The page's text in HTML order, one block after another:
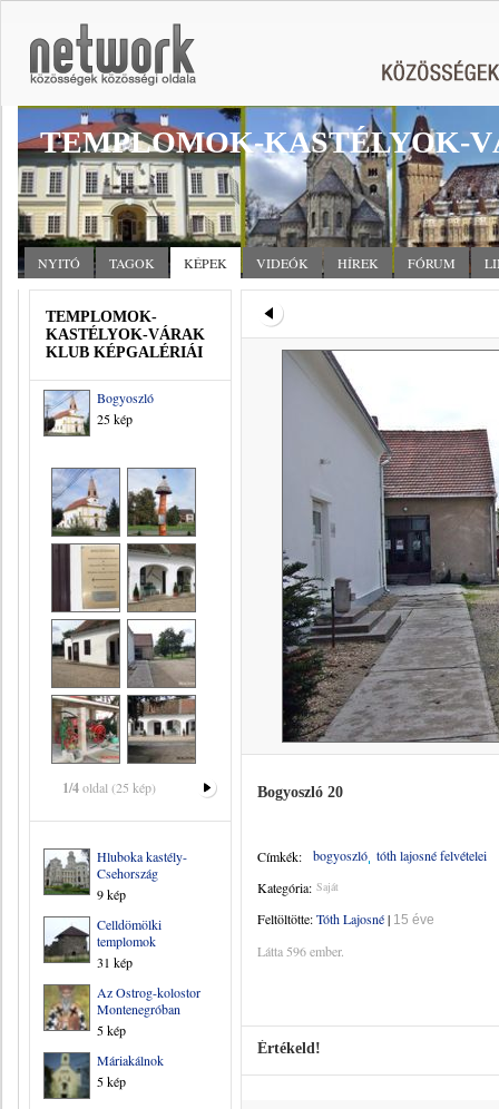
TEMPLOMOK-KASTÉLYOK-
NYITÓ TAGOK KÉPEK VIDEÓK HÍREK FÓRUM
TEMPLOMOK-
KASTÉLYOK-VÁRAK
KLUB KÉPGALÉRIÁI
Bogyoszló
25 kép
1/4oldal (25 kép)
Hluboka kastély-
Csehország
9 kép
Celldömölki
templomok
31 kép
Az Ostrog-kolostor
Montenegróban
5 kép
Máriakálnok
5 kép
Bogyoszló 20
Címkék: bogyoszló tóth lajosné felvételei
Kategória: Saját
Feltöltötte:Tóth Lajosné| 15 éve
Látta 596 ember.
Értékeld!